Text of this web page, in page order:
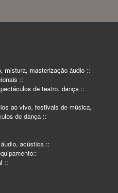
mistura, masterização áudio ::
::
de teatro, dança ::
ao vivo, festivais de música,
de dança ::
acústica ::
::